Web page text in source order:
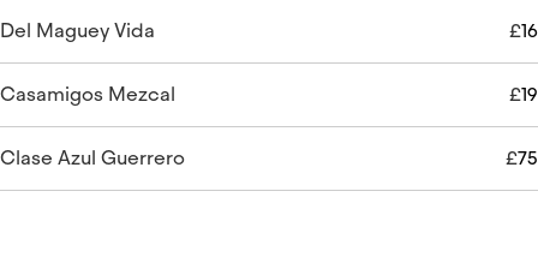
Del Maguey Vida £16
Casamigos Mezcal £19
Clase Azul Guerrero £75